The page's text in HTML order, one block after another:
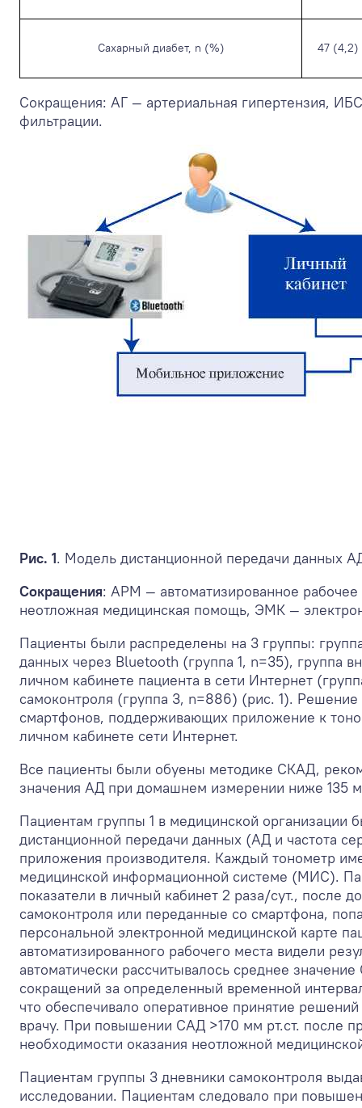
Сахарный диабет, n (%) 47 (4,2)
Сокращения: АГ — артериальная гипертензия,
фильтрации.
Рис. 1. Модель дистанционной передачи данных
Сокращения: АРМ — автоматизированное
неотложная медицинская помощь, ЭМК —
Пациенты были распределены на 3 группы:
данных через Bluetooth (группа 1, n=35), группа
личном кабинете пациента в сети Интернет
самоконтроля (группа 3, n=886) (рис. 1).
смартфонов, поддерживающих приложение к
личном кабинете сети Интернет.
Все пациенты были обуены методике СКАД,
значения АД при домашнем измерении ниже 135
Пациентам группы 1 в медицинской организации
дистанционной передачи данных (АД и частота
приложения производителя. Каждый тонометр
медицинской информационной системе (МИС).
показатели в личный кабинет 2 раза/сут., после
самоконтроля или переданные со смартфона,
персональной электронной медицинской карте
автоматизированного рабочего места видели
автоматически рассчитывалось среднее
сокращений за определенный временной
что обеспечивало оперативное принятие
врачу. При повышении САД >170 мм рт.ст. после
необходимости оказания неотложной
Пациентам группы 3 дневники самоконтроля
исследовании. Пациентам следовало при